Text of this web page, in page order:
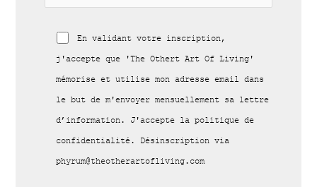
En validant votre inscription,
j'accepte que 'The Othert Art Of Living'
mémorise et utilise mon adresse email dans
le but de m'envoyer mensuellement sa lettre
d’information. J'accepte la politique de
confidentialité. Désinscription via
phyrum@theotherartofliving.com